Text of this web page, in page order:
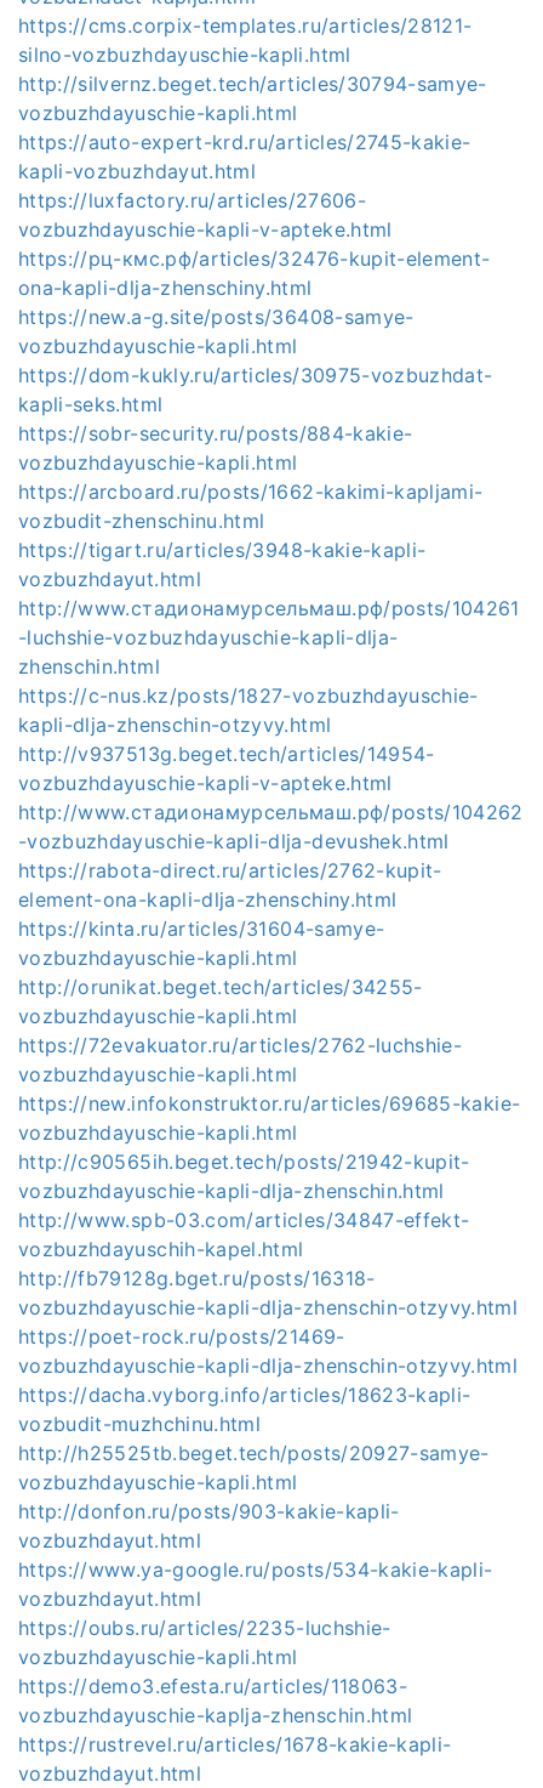
https://cms.corpix-templates.ru/articles/28121-
silno-vozbuzhdayuschie-kapli.html
http://silvernz.beget.tech/articles/30794-samye-
vozbuzhdayuschie-kapli.html
https://auto-expert-krd.ru/articles/2745-kakie-
kapli-vozbuzhdayut.html
https://luxfactory.ru/articles/27606-
vozbuzhdayuschie-kapli-v-apteke.html
https://рц-кмс.рф/articles/32476-kupit-element-
ona-kapli-dlja-zhenschiny.html
https://new.a-g.site/posts/36408-samye-
vozbuzhdayuschie-kapli.html
https://dom-kukly.ru/articles/30975-vozbuzhdat-
kapli-seks.html
https://sobr-security.ru/posts/884-kakie-
vozbuzhdayuschie-kapli.html
https://arcboard.ru/posts/1662-kakimi-kapljami-
vozbudit-zhenschinu.html
https://tigart.ru/articles/3948-kakie-kapli-
vozbuzhdayut.html
http://www.стадионамурсельмаш.рф/posts/104261
-luchshie-vozbuzhdayuschie-kapli-dlja-
zhenschin.html
https://c-nus.kz/posts/1827-vozbuzhdayuschie-
kapli-dlja-zhenschin-otzyvy.html
http://v937513g.beget.tech/articles/14954-
vozbuzhdayuschie-kapli-v-apteke.html
http://www.стадионамурсельмаш.рф/posts/104262
-vozbuzhdayuschie-kapli-dlja-devushek.html
https://rabota-direct.ru/articles/2762-kupit-
element-ona-kapli-dlja-zhenschiny.html
https://kinta.ru/articles/31604-samye-
vozbuzhdayuschie-kapli.html
http://orunikat.beget.tech/articles/34255-
vozbuzhdayuschie-kapli.html
https://72evakuator.ru/articles/2762-luchshie-
vozbuzhdayuschie-kapli.html
https://new.infokonstruktor.ru/articles/69685-kakie-
vozbuzhdayuschie-kapli.html
http://c90565ih.beget.tech/posts/21942-kupit-
vozbuzhdayuschie-kapli-dlja-zhenschin.html
http://www.spb-03.com/articles/34847-effekt-
vozbuzhdayuschih-kapel.html
http://fb79128g.bget.ru/posts/16318-
vozbuzhdayuschie-kapli-dlja-zhenschin-otzyvy.html
https://poet-rock.ru/posts/21469-
vozbuzhdayuschie-kapli-dlja-zhenschin-otzyvy.html
https://dacha.vyborg.info/articles/18623-kapli-
vozbudit-muzhchinu.html
http://h25525tb.beget.tech/posts/20927-samye-
vozbuzhdayuschie-kapli.html
http://donfon.ru/posts/903-kakie-kapli-
vozbuzhdayut.html
https://www.ya-google.ru/posts/534-kakie-kapli-
vozbuzhdayut.html
https://oubs.ru/articles/2235-luchshie-
vozbuzhdayuschie-kapli.html
https://demo3.efesta.ru/articles/118063-
vozbuzhdayuschie-kaplja-zhenschin.html
https://rustrevel.ru/articles/1678-kakie-kapli-
vozbuzhdayut.html